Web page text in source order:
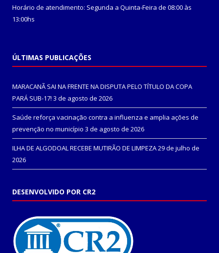
Horário de atendimento: Segunda a Quinta-Feira de 08:00 às
13:00hs
ÚLTIMAS PUBLICAÇÕES
MARACANÃ SAI NA FRENTE NA DISPUTA PELO TÍTULO DA COPA
PARÁ SUB-17! 3 de agosto de 2026
Saúde reforça vacinação contra a influenza e amplia ações de
prevenção no município 3 de agosto de 2026
ILHA DE ALGODOAL RECEBE MUTIRÃO DE LIMPEZA29 de julho de
2026
DESENVOLVIDO POR CR2